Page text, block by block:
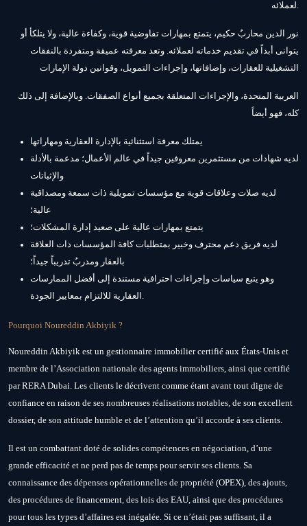
لعملائه.
نور الدين محاربٌ حكيم، يتمتع بمهارات تفاوضية قوية، وكفاءة عالية، ولا يتلكأ أو
يتوانى أبداً في تقديم خدماته لعملائه. وتعد معرفته عميقة ومتفردة بالنفقات
التشغيلية للعقارات، وإضافاتها، وإجراءات التمويل، وقوانين دولة الإمارات
العربية المتحدة، والإجراءات المتعلقة بجميع أنواع الصفقات. وبالإضافة إلى ذلك
كله، فهو أيضاً
يمتلك معرفة استثنائية بالإدارة العقارية ومهاراتها
لديه شهادات من مستثمرين معروفين جيداً في عالم الأعمال؛ مدعمة بالأدلة
والإثباتات
لديه صلات وعلاقات قوية مع مؤسسات تمويلية ذات سمعة ومصداقية
عالية؛
يتمتع بمهارات عالية على صعيد إدارة المشكلات؛
لديه فريق دعم محترف وخبير بمتطلبات كافة المؤسسات ذات العلاقة
بالعقار ومدربٌ تدريباً جيداً؛
وهو يتبع سياسات وإجراءات احترافية مستندة إلى أفضل الممارسات
العقارية للالتزام بمعايير الجودة.
Pourquoi Noureddin Akbiyik ?
Noureddin Akbiyik est un gestionnaire immobilier certifié aux États-Unis et
membre de l’Association nationale des agents immobiliers, ainsi que certifié
par RERA Dubai. Les clients le décrivent comme étant avant tout digne de
confiance en raison de ses nombreuses réalisations notables, de son excellent
dossier, de son attitude humble et de l’attention qu’il accorde à ses clients.
Il est un combattant doté de solides compétences en négociation, d’une
grande efficacité et ne perd pas de temps pour servir ses clients. Sa
connaissance des dépenses opérationnelles de propriété (OPEX), des ajouts,
des procédures de financement, des lois des EAU, ainsi que des procédures
pour tous les types d’affaires est inégalée. Si ce n’était pas suffisant, il a